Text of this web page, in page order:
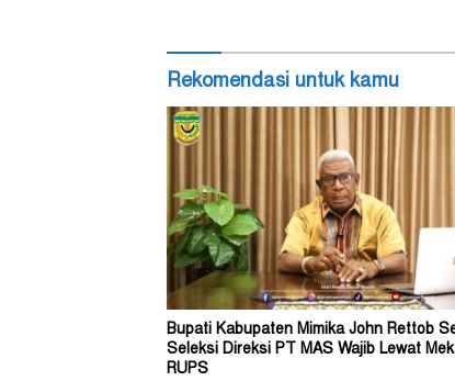
Rekomendasi untuk kamu
Bupati Kabupaten Mimika John Rettob
Seleksi Direksi PT MAS Wajib Lewat
RUPS